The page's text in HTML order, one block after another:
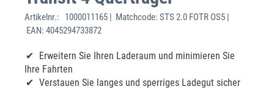
Artikelnr.:
1000011165 | Matchcode: STS 2.0 FOTR OS5 |
EAN: 4045294733872
Erweitern Sie Ihren Laderaum und minimieren Sie
Ihre Fahrten
Verstauen Sie langes und sperriges Ladegut sicher